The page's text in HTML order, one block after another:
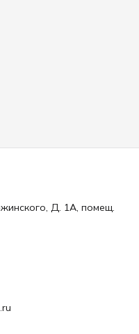
Д. 1А, помещ.